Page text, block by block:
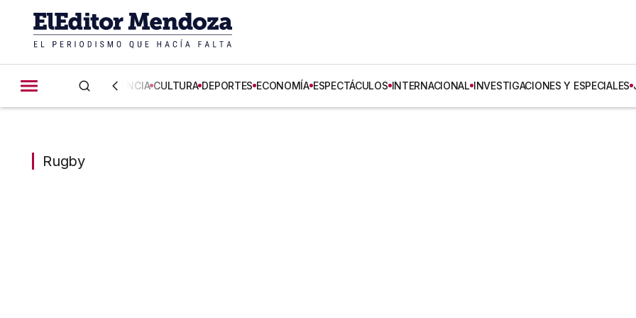
CIENCIA CULTURA DEPORTES ECONOMÍA ESPECTÁCULOS INTERNACIONAL INVESTIGACIONES Y ESPECIALES
Rugby